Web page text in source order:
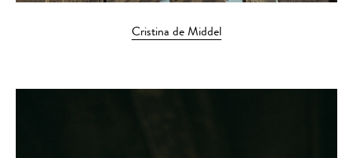
Cristina de Middel